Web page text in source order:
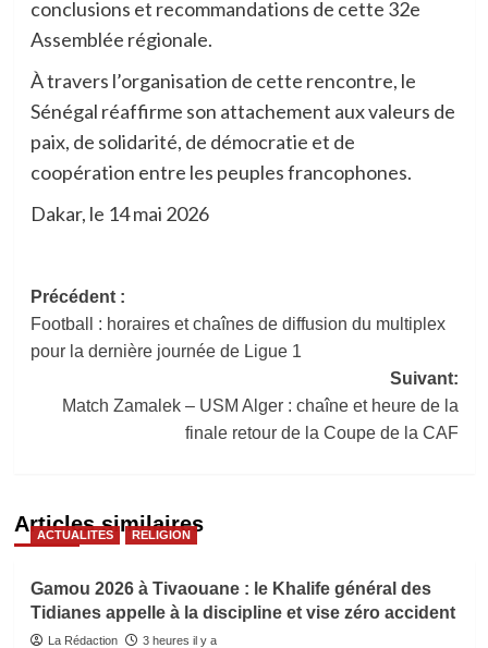
conclusions et recommandations de cette 32e
Assemblée régionale.
À travers l’organisation de cette rencontre, le
Sénégal réaffirme son attachement aux valeurs de
paix, de solidarité, de démocratie et de
coopération entre les peuples francophones.
Dakar, le 14 mai 2026
Navigation
d’article
Précédent :
Football : horaires et chaînes de diffusion du multiplex
pour la dernière journée de Ligue 1
Suivant:
Match Zamalek – USM Alger : chaîne et heure de la
finale retour de la Coupe de la CAF
Articles similaires
ACTUALITES RELIGION
Gamou 2026 à Tivaouane : le Khalife général des
Tidianes appelle à la discipline et vise zéro accident
La Rédaction 3 heures il y a